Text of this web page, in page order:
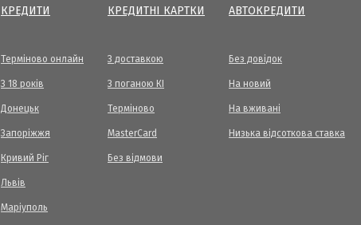
КРЕДИТИ
Терміново онлайн
З 18 років
Донецьк
Запоріжжя
Кривий Ріг
Львів
Маріуполь
КРЕДИТНІ КАРТКИ
З доставкою
З поганою КІ
Терміново
МasterCard
Без відмови
АВТОКРЕДИТИ
Без довідок
На новий
На вживані
Низька відсоткова ставка